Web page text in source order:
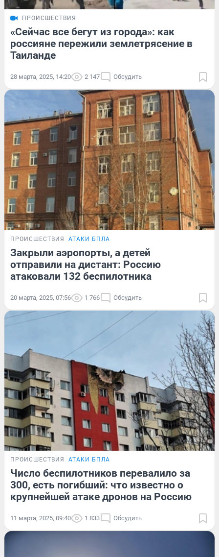
ПРОИСШЕСТВИЯ
«Сейчас все бегут из города»: как
россияне пережили землетрясение в
Таиланде
28 марта, 2025, 14:20 2 147 Обсудить
ПРОИСШЕСТВИЯ АТАКИ БПЛА
Закрыли аэропорты, а детей
отправили на дистант: Россию
атаковали 132 беспилотника
20 марта, 2025, 07:56 1 766 Обсудить
ПРОИСШЕСТВИЯ АТАКИ БПЛА
Число беспилотников перевалило за
300, есть погибший: что известно о
крупнейшей атаке дронов на Россию
11 марта, 2025, 09:40 1 833 Обсудить